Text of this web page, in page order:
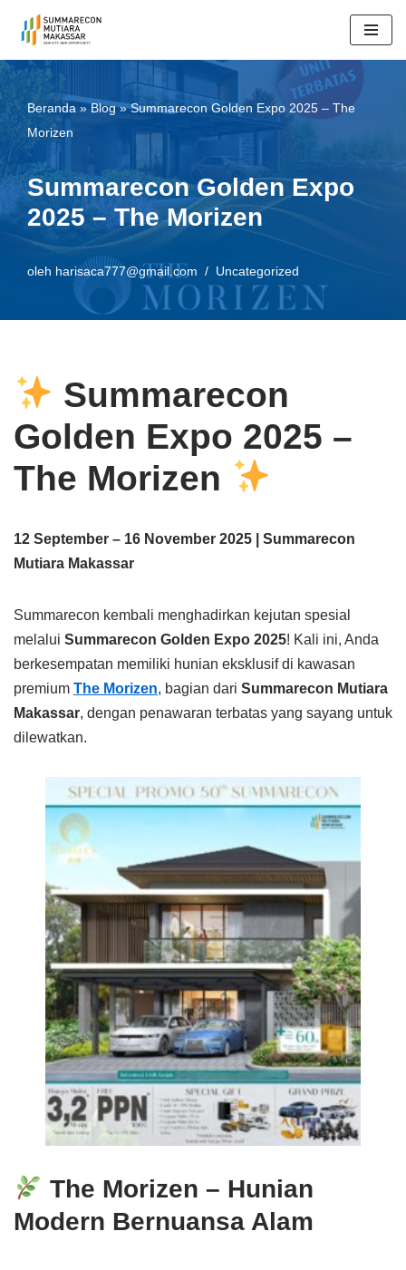
Lompat
ke
konten
Beranda »Blog»Summarecon Golden Expo 2025 – The
Morizen
Summarecon Golden Expo
2025 – The Morizen
oleh harisaca777@gmail.com Uncategorized
Summarecon
Golden Expo 2025 –
The Morizen
12 September – 16 November 2025 | Summarecon
Mutiara Makassar
Summarecon kembali menghadirkan kejutan spesial
melalui Summarecon Golden Expo 2025! Kali ini, Anda
berkesempatan memiliki hunian eksklusif di kawasan
premium The Morizen, bagian dari Summarecon Mutiara
Makassar, dengan penawaran terbatas yang sayang untuk
dilewatkan.
The Morizen – Hunian
Modern Bernuansa Alam